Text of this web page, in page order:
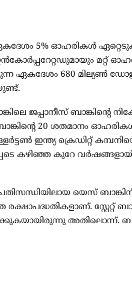
5% ഓഹരികള്‍
മറ്റ്
ഏകദേശം 680 മില്യണ്‍
ജപ്പാനീസ് ബാങ്കിന്റെ
20 ശതമാനം
ഇന്ത്യ ക്രെഡിറ്റ്
കഴിഞ്ഞ കുറേ
പ്രതിസന്ധിയിലായ യെസ്
സ്റ്റേറ്റ്
അതിലൊന്ന്.